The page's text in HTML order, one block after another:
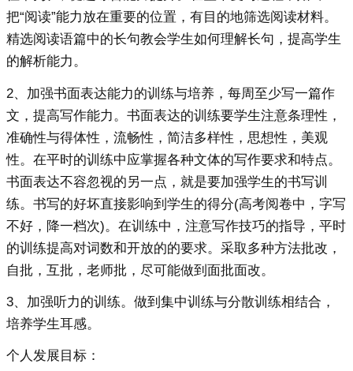
把“阅读”能力放在重要的位置，有目的地筛选阅读材料。
精选阅读语篇中的长句教会学生如何理解长句，提高学生
的解析能力。
2、加强书面表达能力的训练与培养，每周至少写一篇作
文，提高写作能力。书面表达的训练要学生注意条理性，
准确性与得体性，流畅性，简洁多样性，思想性，美观
性。在平时的训练中应掌握各种文体的写作要求和特点。
书面表达不容忽视的另一点，就是要加强学生的书写训
练。书写的好坏直接影响到学生的得分(高考阅卷中，字写
不好，降一档次)。在训练中，注意写作技巧的指导，平时
的训练提高对词数和开放的的要求。采取多种方法批改，
自批，互批，老师批，尽可能做到面批面改。
3、加强听力的训练。做到集中训练与分散训练相结合，
培养学生耳感。
个人发展目标：